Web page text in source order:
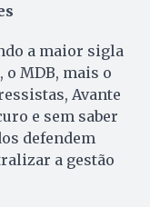
a maior sigla
MDB, mais o
Avante
e sem saber
defendem
a gestão